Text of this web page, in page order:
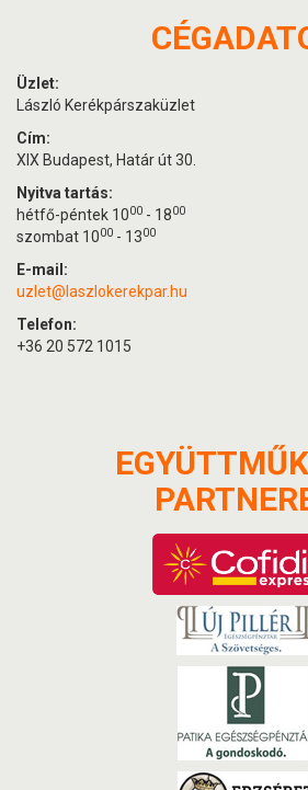
Üzlet:
László Kerékpárszaküzlet
Cím:
XIX Budapest, Határ út 30.
Nyitva tartás:
hétfő-péntek 1000 - 1800
szombat 1000 - 1300
E-mail:
uzlet@laszlokerekpar.hu
Telefon:
+36 20 572 1015